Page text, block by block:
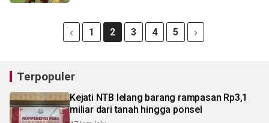
1 2 3 4 5
Terpopuler
Kejati NTB lelang barang rampasan Rp3,1
miliar dari tanah hingga ponsel